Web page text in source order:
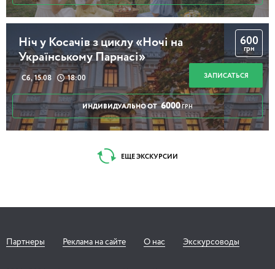
Ніч у Косачів з циклу «Ночі на
Українському Парнасі»
Сб, 15.08 18:00
600
грн
ЗАПИСАТЬСЯ
ИНДИВИДУАЛЬНО ОТ 6000 ГРН
ЕЩЕ ЭКСКУРСИИ
Партнеры Реклама на сайте О нас Экскурсоводы